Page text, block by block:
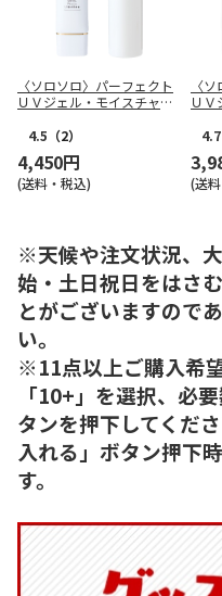
〈ソロソロ〉パーフェクト
ＵＶジェル・モイスチャー
4.5 （2）
4,450円
(送料・税込)
〈
Ｕ
4.7
(送
※天候や注文状況、
始・土日祝日をはさ
とがございますので
い。
※11点以上ご購入希
「10+」を選択、必
タンを押下してくだ
入れる」ボタン押下
す。